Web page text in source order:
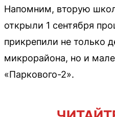
Напомним, вторую
открыли 1 сентября
прикрепили не только
микрорайона, но и
«Паркового-2».